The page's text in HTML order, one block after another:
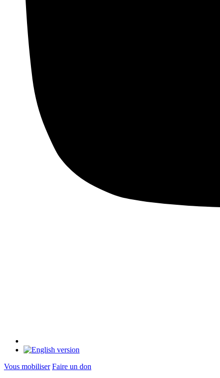
Vous mobiliser Faire un don